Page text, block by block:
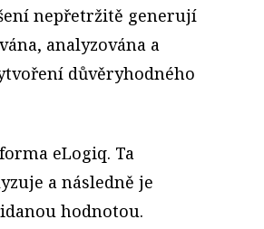
nepřetržitě generují
analyzována a
důvěryhodného
eLogiq. Ta
a následně je
hodnotou.